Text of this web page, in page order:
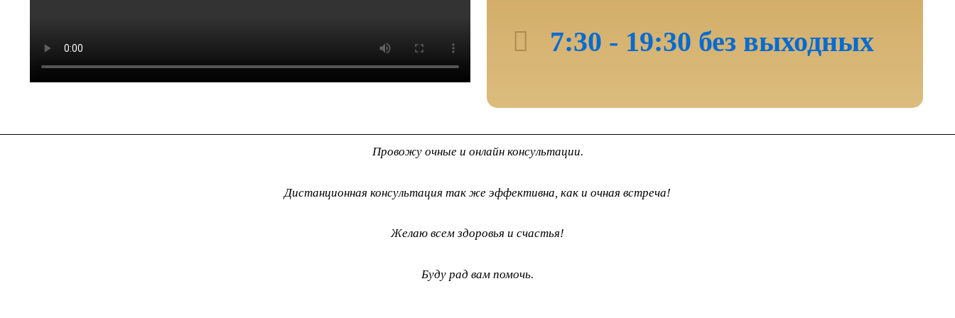
e
7:30 - 19:30 без выходных
Провожу очные и онлайн консультации.
Дистанционная консультация так же эффективна, как и очная встреча!
Желаю всем здоровья и счастья!
Буду рад вам помочь.